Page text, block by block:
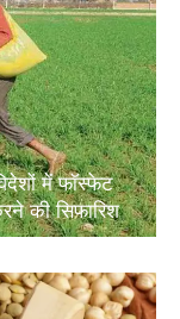
में फॉस्फेट
की सिफारिश